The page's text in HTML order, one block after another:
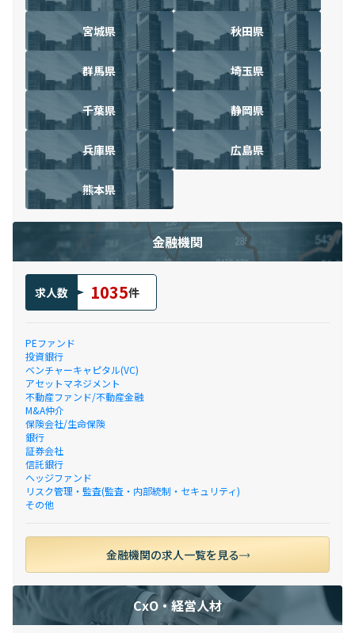
宮城県 秋田県
群馬県 埼玉県
千葉県 静岡県
兵庫県 広島県
熊本県
金融機関
求人数 1035件
PEファンド
投資銀行
ベンチャーキャピタル(VC)
アセットマネジメント
不動産ファンド/不動産金融
M&A仲介
保険会社/生命保険
銀行
証券会社
信託銀行
ヘッジファンド
リスク管理・監査(監査・内部統制・セキュリティ)
その他
金融機関の求人一覧を見る
CxO・経営人材